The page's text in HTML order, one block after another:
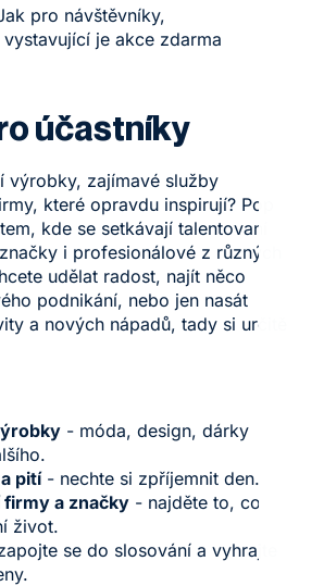
pro návštěvníky,
je akce zdarma
účastníky
výrobky, zajímavé služby
které opravdu inspirují? Pop
kde se setkávají talentovaní
i profesionálové z různých
udělat radost, najít něco
podnikání, nebo jen nasát
a nových nápadů, tady si určitě
- móda, design, dárky
pití- nechte si zpříjemnit den.
a značky - najděte to, co
život.
se do slosování a vyhrajte